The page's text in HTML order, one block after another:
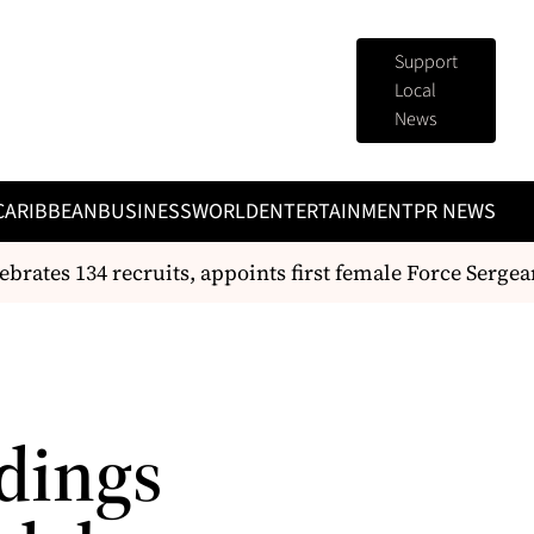
Support
Local
News
BUSINESSWORLDENTERTAINMENTPR NEWS
134 recruits, appoints first female Force